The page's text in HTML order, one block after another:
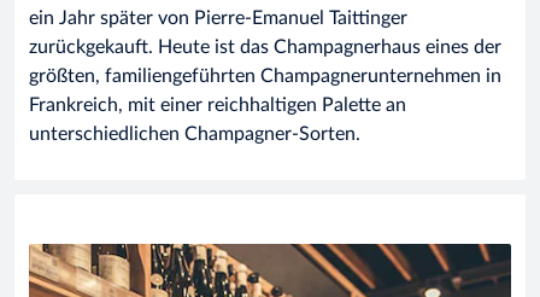
ein Jahr später von Pierre-Emanuel Taittinger
zurückgekauft. Heute ist das Champagnerhaus eines der
größten, familiengeführten Champagnerunternehmen in
Frankreich, mit einer reichhaltigen Palette an
unterschiedlichen Champagner-Sorten.